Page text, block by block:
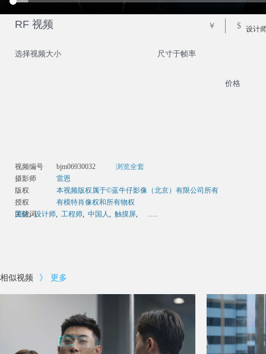
设计
选择视频大小 尺寸于帧率
价格
RF 视频 ￥ $
视频编号 bjm06930032
浏览全套
摄影师
雷恩
版权
本视频版权属于©蓝牛仔影像（北京）有限公司所有
授权
有模特肖像权和所有物权
关键词
团队,设计师, 工程师, 中国人, 触摸屏, ......
相似视频 》 更多